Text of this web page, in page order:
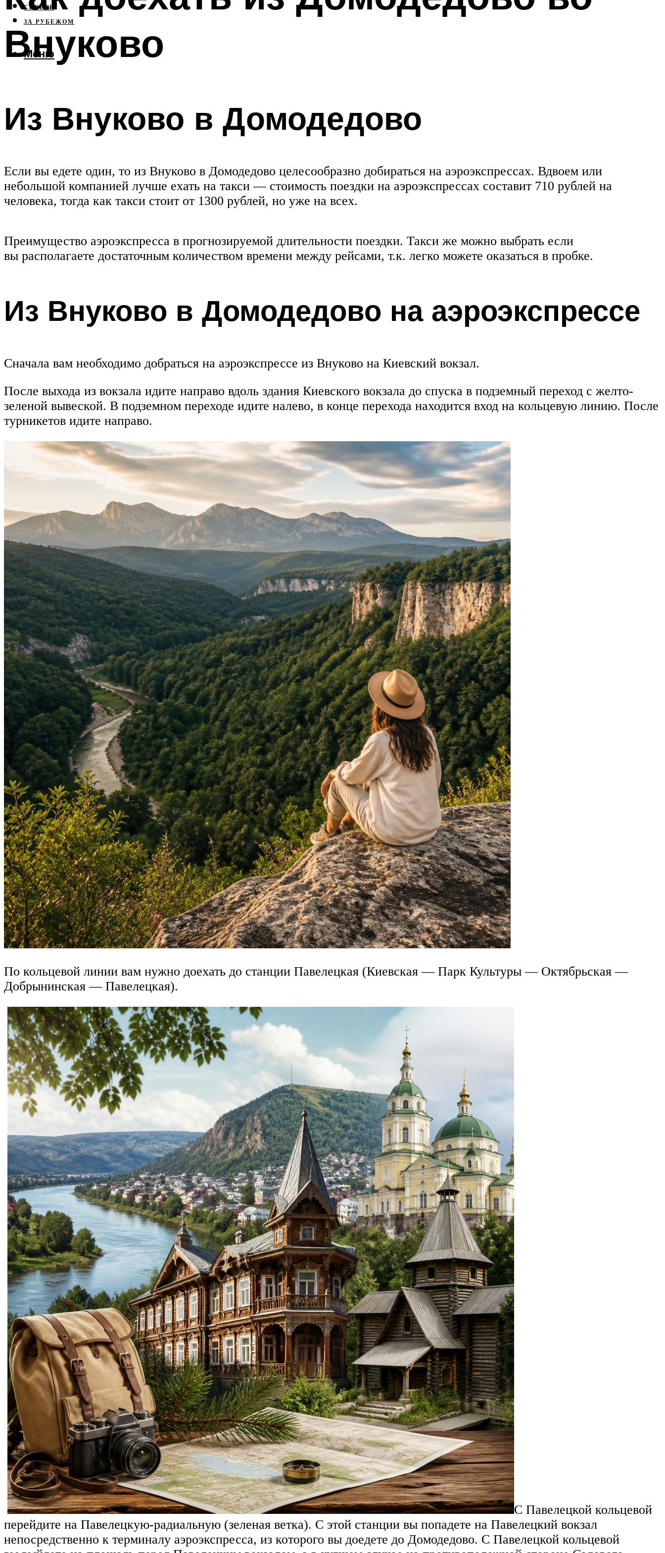
СИБИРЬ
ЗА РУБЕЖОМ
Меню
Внуково
Из Внуково в Домодедово
Если вы едете один, то из Внуково в Домодедово целесообразно добираться на аэроэкспрессах. Вдвоем или
небольшой компанией лучше ехать на такси — стоимость поездки на аэроэкспрессах составит 710 рублей на
человека, тогда как такси стоит от 1300 рублей, но уже на всех.
Преимущество аэроэкспресса в прогнозируемой длительности поездки. Такси же можно выбрать если
вы располагаете достаточным количеством времени между рейсами, т.к. легко можете оказаться в пробке.
Из Внуково в Домодедово на аэроэкспрессе
Сначала вам необходимо добраться на аэроэкспрессе из Внуково на Киевский вокзал.
После выхода из вокзала идите направо вдоль здания Киевского вокзала до спуска в подземный переход с желто-
зеленой вывеской. В подземном переходе идите налево, в конце перехода находится вход на кольцевую линию. После
турникетов идите направо.
По кольцевой линии вам нужно доехать до станции Павелецкая (Киевская — Парк Культуры — Октябрьская —
Добрынинская — Павелецкая).
С Павелецкой кольцевой
перейдите на Павелецкую-радиальную (зеленая ветка). С этой станции вы попадете на Павелецкий вокзал
непосредственно к терминалу аэроэкспресса, из которого вы доедете до Домодедово. С Павелецкой кольцевой